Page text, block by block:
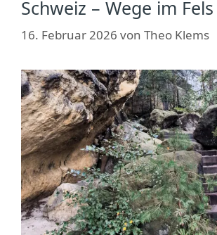
Schweiz – Wege im Fels
16. Februar 2026 von Theo Klems